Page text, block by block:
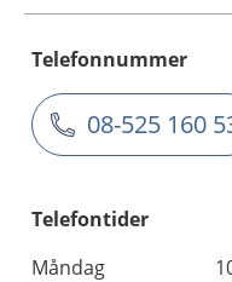
Telefonnummer
08-525 160
Telefontider
Måndag